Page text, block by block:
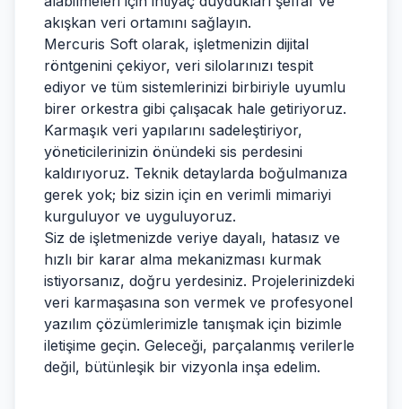
akışkan veri ortamını sağlayın.
Mercuris Soft olarak, işletmenizin dijital
röntgenini çekiyor, veri silolarınızı tespit
ediyor ve tüm sistemlerinizi birbiriyle uyumlu
birer orkestra gibi çalışacak hale getiriyoruz.
Karmaşık veri yapılarını sadeleştiriyor,
yöneticilerinizin önündeki sis perdesini
kaldırıyoruz. Teknik detaylarda boğulmanıza
gerek yok; biz sizin için en verimli mimariyi
kurguluyor ve uyguluyoruz.
Siz de işletmenizde veriye dayalı, hatasız ve
hızlı bir karar alma mekanizması kurmak
istiyorsanız, doğru yerdesiniz. Projelerinizdeki
veri karmaşasına son vermek ve profesyonel
yazılım çözümlerimizle tanışmak için bizimle
iletişime geçin. Geleceği, parçalanmış verilerle
değil, bütünleşik bir vizyonla inşa edelim.